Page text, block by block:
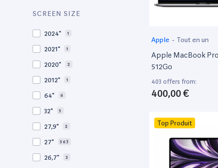
2014
SCREEN SIZE
2024" 1
2021" 1
2020" 2
2012" 1
64" 6
32" 5
27,9" 2
27" 563
26,7" 2
Apple - Tout en un
Apple MacBook Pro
512Go
403 offers from:
400,00 €
Top Produit